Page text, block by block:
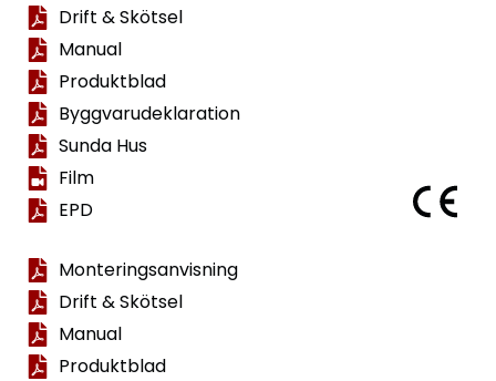
Drift & Skötsel
Manual
Produktblad
Byggvarudeklaration
Sunda Hus
Film
EPD
Monteringsanvisning
Drift & Skötsel
Manual
Produktblad